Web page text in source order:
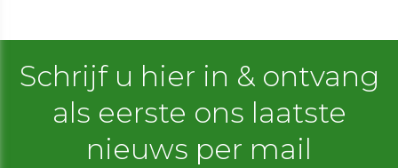
Schrijf u hier in & ontvang
als eerste ons laatste
nieuws per mail